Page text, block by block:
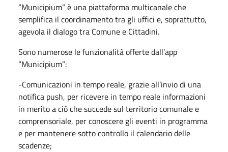
“Municipium” è una piattaforma multicanale che
semplifica il coordinamento tra gli uffici e, soprattutto,
agevola il dialogo tra Comune e Cittadini.
Sono numerose le funzionalità offerte dall’app
“Municipium”:
-Comunicazioni in tempo reale, grazie all’invio di una
notifica push, per ricevere in tempo reale informazioni
in merito a ciò che succede sul territorio comunale e
comprensoriale, per conoscere gli eventi in programma
e per mantenere sotto controllo il calendario delle
scadenze;